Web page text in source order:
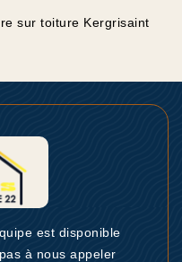
sur toiture Kergrisaint
est disponible
à nous appeler